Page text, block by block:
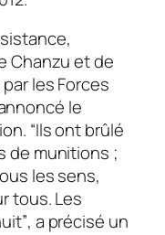
Chanzu et de
les Forces
le
“Ils ont brûlé
de munitions ;
les sens,
tous. Les
, a précisé un